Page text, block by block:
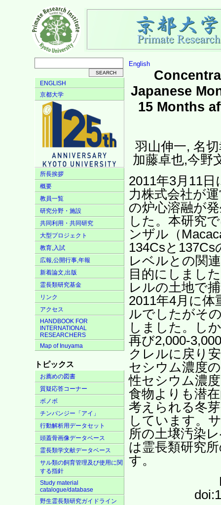
ENGLISH
京都大学
所長挨拶
概要
教員一覧
研究分野・施設
共同利用・共同研究
大型プロジェクト
教育,入試
広報,公開行事,年報
新着論文,出版
霊長類研究基金
リンク
アクセス
HANDBOOK FOR
INTERNATIONAL
RESEARCHERS
Map of Inuyama
トピックス
お薦めの図書
質疑応答コーナー
ボノボ
チンパンジー「アイ」
行動解析用データセット
頭蓋骨画像データベース
霊長類学文献データベース
サル類の飼育管理及び使用に関
する指針
Study material
catalogue/database
野生霊長類研究ガイドライン
English
Japanese
15 Months
羽山伸一, 名
加藤卓也,今野
2011年3月11
力株式会社が
の炉心溶融が
した。本研究
ンザル（
134Csと
レベルとの関
目的にしまし
レルの土地で
2011年4月に
ルでしたがそ
しました。し
再び2,000-
クレルに戻り
セシウム濃度
性セシウム濃
食物よりも潜
考えられる冬
しています。
所の土壌汚染
は霊長類研究
す。